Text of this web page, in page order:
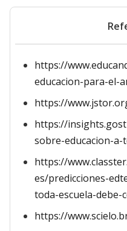
https://
educacion-para-el-
https://
https://
sobre-educacion-
https://
es/predicciones-
toda-escuela-debe-
https://